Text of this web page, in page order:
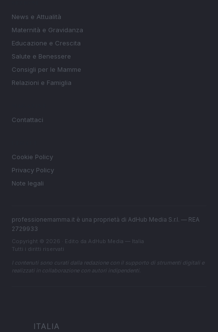
News e Attualità
Maternità e Gravidanza
Educazione e Crescita
Salute e Benessere
Consigli per le Mamme
Relazioni e Famiglia
Contattaci
Cookie Policy
Privacy Policy
Note legali
professionemamma.it è una proprietà di AdHub Media S.r.l. — REA
2729933
Copyright © 2026 · Edito da AdHub Media — Italia
Tutti i diritti riservati
I contenuti sono curati dalla redazione con il supporto di strumenti digitali e
realizzati in collaborazione con autori indipendenti.
ITALIA